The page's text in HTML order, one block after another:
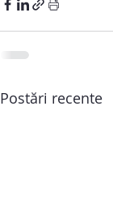
Postări recente